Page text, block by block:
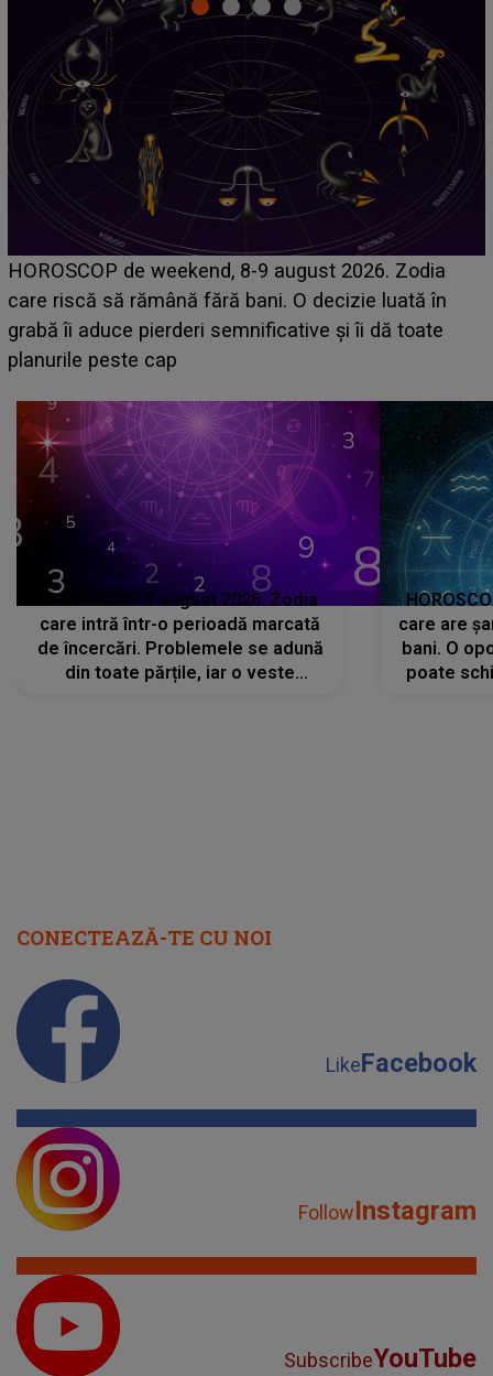
Emanuel a ținut ACEST DETALIU ASCUNS până
acum! În fața Alexandrei, concurentul din Casa Iubirii
face o MĂRTURISIRE NEAȘTEPTATĂ despre mama
sa: "I-am spus și ei în față, eu nu te iubesc pentru
HOROSCOP 7 august 2026. Zodia
care intră într-o perioadă marcată
de încercări. Problemele se adună
din toate părțile, iar o veste
care are
bani. O
poate
CONECTEAZĂ-TE CU NOI
LikeFacebook
FollowInstagram
SubscribeYouTube